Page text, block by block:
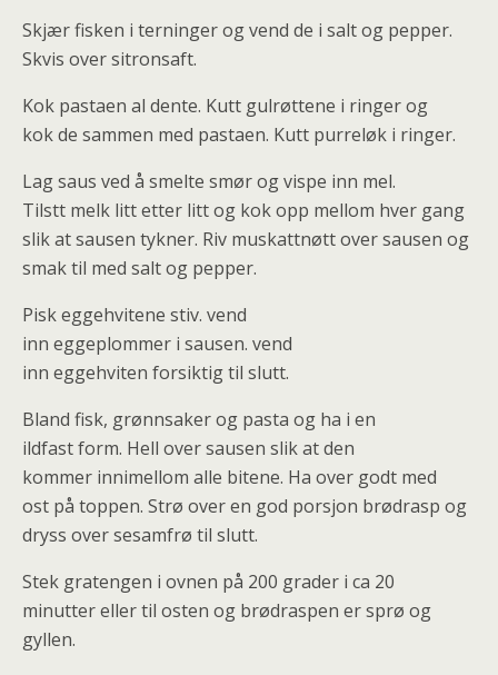
Skjær fisken i terninger og vend de i salt og pepper.
Skvis over sitronsaft.
Kok pastaen al dente. Kutt gulrøttene i ringer og
kok de sammen med pastaen. Kutt purreløk i ringer.
Lag saus ved å smelte smør og vispe inn mel.
Tilstt melk litt etter litt og kok opp mellom hver gang
slik at sausen tykner. Riv muskattnøtt over sausen og
smak til med salt og pepper.
Pisk eggehvitene stiv. vend
inn eggeplommer i sausen. vend
inn eggehviten forsiktig til slutt.
Bland fisk, grønnsaker og pasta og ha i en
ildfast form. Hell over sausen slik at den
kommer innimellom alle bitene. Ha over godt med
ost på toppen. Strø over en god porsjon brødrasp og
dryss over sesamfrø til slutt.
Stek gratengen i ovnen på 200 grader i ca 20
minutter eller til osten og brødraspen er sprø og
gyllen.